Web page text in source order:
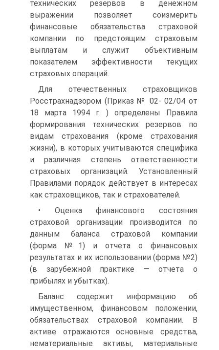
технических резервов в денежном
выражении позволяет соизмерить
финансовые обязательства страховой
компании по предстоящим страховым
выплатам и служит объективным
показателем эффективности текущих
страховых операций.
Для отечественных страховщиков
Росстрахнадзором (Приказ № 02- 02/04 от
18 марта 1994 г. ) определены Правила
формирования технических резервов по
видам страхования (кроме страхования
жизни), в которых учитываются специфика
и различная степень ответственности
страховых организаций. Установленный
Правилами порядок действует в интересах
как страховщиков, так и страхователей.
• Оценка финансового состояния
страховой организации производится по
данным баланса страховой компании
(форма №1) и отчета о финансовых
результатах и их использовании (форма №2)
(в зарубежной практике — отчета о
прибылях и убытках).
Баланс содержит информацию об
имущественном, финансовом положении,
обязательствах страховой компании. В
активе отражаются основные средства,
нематериальные активы, материальные